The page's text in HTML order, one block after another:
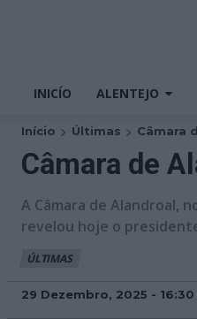
INICÍO ALENTEJO
Início Últimas Câmara
Câmara de
A Câmara de Alandroal,
revelou hoje o
ÚLTIMAS
29 Dezembro, 2025 - 16:30